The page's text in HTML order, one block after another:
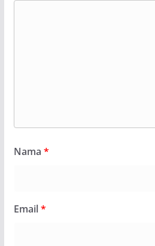
Nama *
Email*